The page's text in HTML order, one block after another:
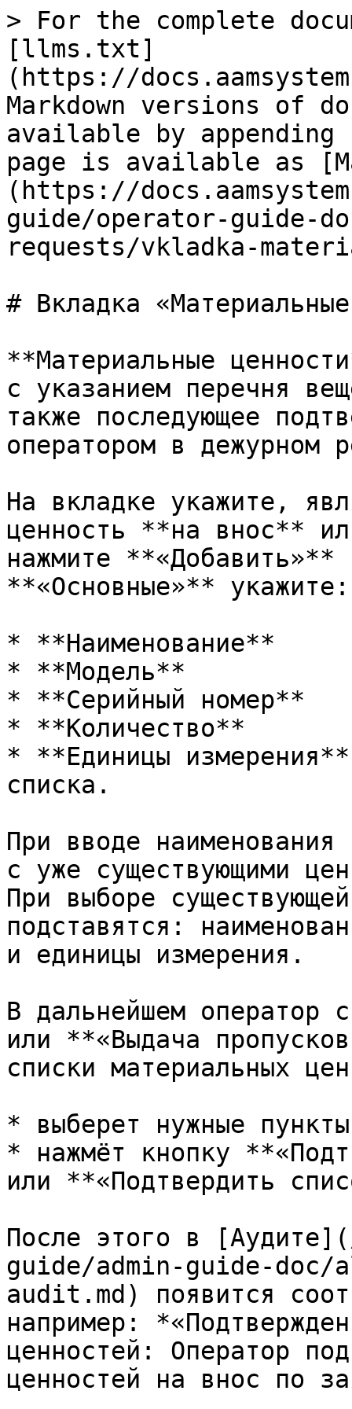
> For the complete
[llms.txt]
(https://
Markdown versions of
available by
page is available as
(https://
guide/operator-guide-
requests/vkladka-
# Вкладка
**Материальные
с указанием перечня
также последующее
оператором в дежурном
На вкладке укажите,
ценность **на внос**
нажмите **«Добавить»**
**«Основные»** укажите:
* **Наименование**
* **Модель**
* **Серийный номер**
* **Количество**
* **Единицы
списка.
При вводе наименования
с уже существующими
При выборе
подставятся:
и единицы измерения.
В дальнейшем оператор
или **«Выдача
списки материальных
* выберет нужные
* нажмёт кнопку
или **«Подтвердить
После этого в
guide/admin-guide-
audit.md) появится
например:
ценностей: Оператор